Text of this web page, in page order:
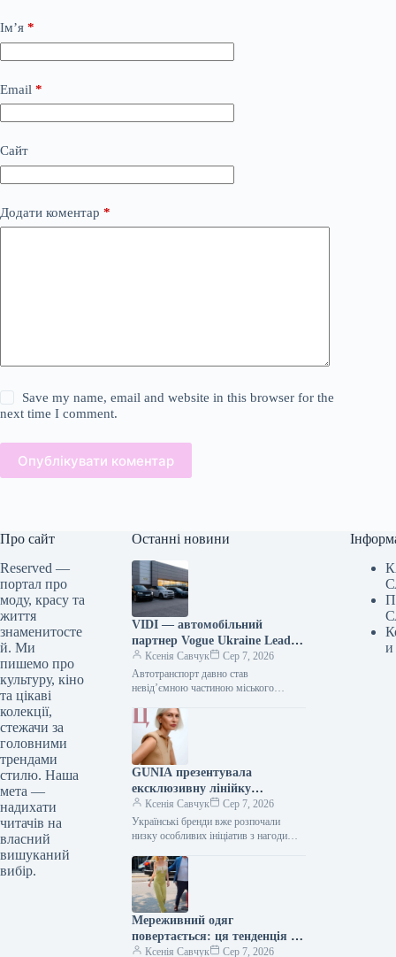
Ім’я *
Email *
Сайт
Додати коментар *
Save my name, email and website in this browser for the
next time I comment.
Опублікувати коментар
Про сайт
Reserved —
портал про
моду, красу та
життя
знаменитосте
й. Ми
пишемо про
культуру, кіно
та цікаві
колекції,
стежачи за
головними
трендами
стилю. Наша
мета —
надихати
читачів на
власний
вишуканий
вибір.
Останні новини
VIDI — автомобільний
партнер Vogue Ukraine Leaders
Gala: які автомобілі будуть
представлені на заході
Ксенія Савчук
Сер 7, 2026
Автотранспорт давно став
невід’ємною частиною міського
роботу та дім, подорожі та
повсякденні клопоти. Тому вибір…
GUNIA презентувала
ексклюзивну лінійку
ювелірних виробів на честь
Дня Незалежності
Ксенія Савчук
Сер 7, 2026
Українські бренди вже розпочали
низку особливих ініціатив з нагоди
Project презентували символічну серію
прикрас – позолочені…
Мереживний одяг
повертається: ця тенденція з
70-х років стане ключовою у
Ксенія Савчук Сер 7, 2026
и